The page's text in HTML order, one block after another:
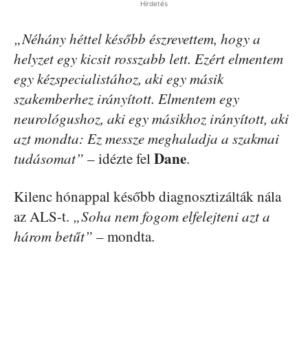
Hirdetés
„Néhány héttel később észrevettem, hogy a
helyzet egy kicsit rosszabb lett. Ezért elmentem
egy kézspecialistához, aki egy másik
szakemberhez irányított. Elmentem egy
neurológushoz, aki egy másikhoz irányított, aki
azt mondta: Ez messze meghaladja a szakmai
tudásomat” – idézte felDane.
Kilenc hónappal később diagnosztizálták nála
az ALS-t. „Soha nem fogom elfelejteni azt a
három betűt” – mondta.